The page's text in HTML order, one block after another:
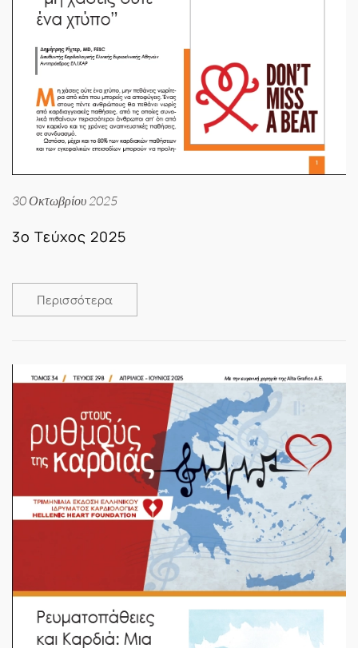
30 Οκτωβρίου 2025
3ο Τεύχος 2025
Περισσότερα